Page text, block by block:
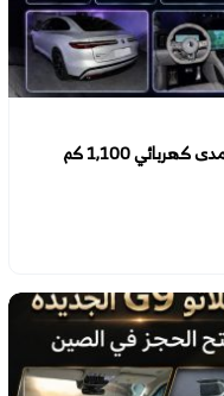
دينزا Z9S تنطلق في الصين: 1,210 حصان ومدى كهربائي 1,100 كم